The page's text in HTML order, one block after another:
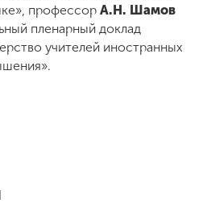
профессор А.Н. Шамов
пленарный доклад
учителей иностранных